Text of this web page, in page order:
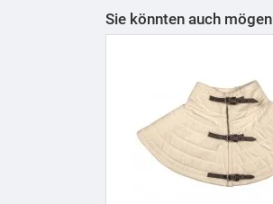
Sie könnten auch mögen